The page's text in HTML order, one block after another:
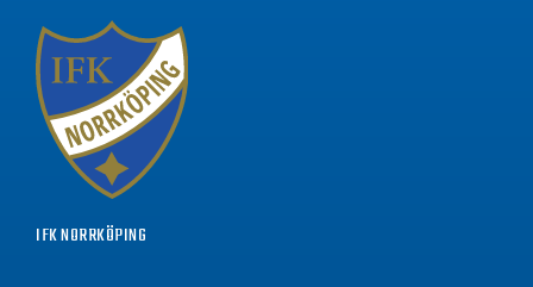
IFK NORRKÖPING